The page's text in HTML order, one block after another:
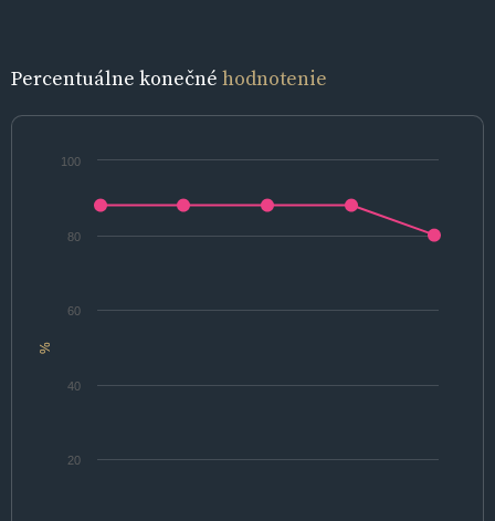
Percentuálne konečné hodnotenie
%
20
40
60
80
100